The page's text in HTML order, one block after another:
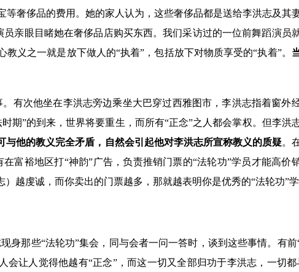
奢侈品的费用。她的家人认为，这些奢侈品都是送给李洪志及其
亲眼目睹她在奢侈品店购买东西。我们采访过的一位前舞蹈演员
义之一就是放下做人的“执着”，包括放下对物质享受的“执着”。
有次他坐在李洪志旁边乘坐大巴穿过西雅图市，李洪志指着窗外
期”的到来，世界将要重生，而所有“正念”之人都会掌权。但李洪
他的教义完全矛盾，自然会引起他对李洪志所宣称教义的质疑。
富裕地区打“神韵”广告，负责推销门票的“法轮功”学员才能高价
越虔诚，而你卖出的门票越多，那就越表明你是优秀的“法轮功”
身那些“法轮功”集会，同与会者一问一答时，谈到这些事情。有前
让人觉得他越有“正念”，而这一切又全部归功于李洪志，一切都